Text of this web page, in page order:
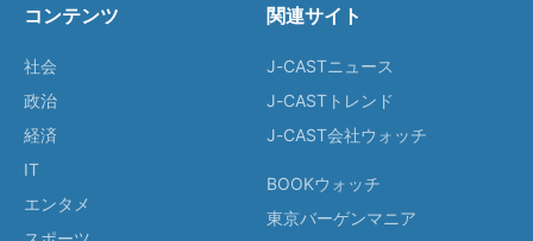
コンテンツ
社会
政治
経済
IT
エンタメ
関連サイト
J-CASTニュース
J-CASTトレンド
J-CAST会社ウォッチ
BOOKウォッチ
東京バーゲンマニア